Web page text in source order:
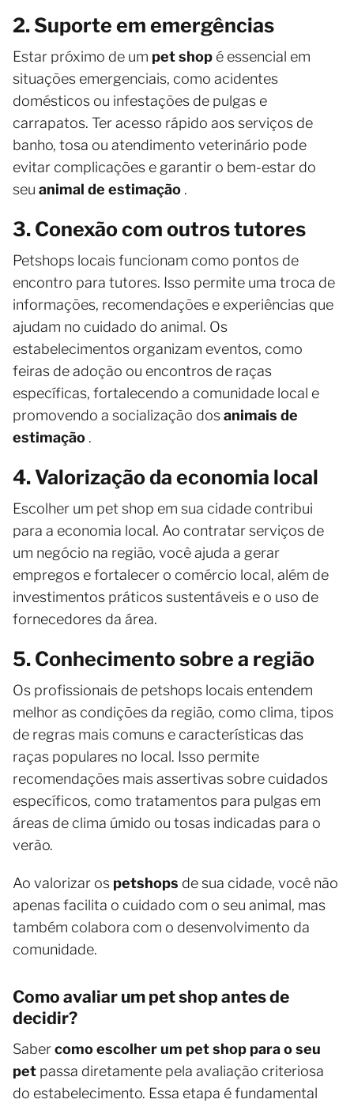
2. Suporte em emergências
Estar próximo de um pet shop é essencial em
situações emergenciais, como acidentes
domésticos ou infestações de pulgas e
carrapatos. Ter acesso rápido aos serviços de
banho, tosa ou atendimento veterinário pode
evitar complicações e garantir o bem-estar do
seu animal de estimação .
3. Conexão com outros tutores
Petshops locais funcionam como pontos de
encontro para tutores. Isso permite uma troca de
informações, recomendações e experiências que
ajudam no cuidado do animal. Os
estabelecimentos organizam eventos, como
feiras de adoção ou encontros de raças
específicas, fortalecendo a comunidade local e
promovendo a socialização dosanimais de
estimação .
4. Valorização da economia local
Escolher um pet shop em sua cidade contribui
para a economia local. Ao contratar serviços de
um negócio na região, você ajuda a gerar
empregos e fortalecer o comércio local, além de
investimentos práticos sustentáveis ​​e o uso de
fornecedores da área.
5. Conhecimento sobre a região
Os profissionais de petshops locais entendem
melhor as condições da região, como clima, tipos
de regras mais comuns e características das
raças populares no local. Isso permite
recomendações mais assertivas sobre cuidados
específicos, como tratamentos para pulgas em
áreas de clima úmido ou tosas indicadas para o
verão.
Ao valorizar os petshops de sua cidade, você não
apenas facilita o cuidado com o seu animal, mas
também colabora com o desenvolvimento da
comunidade.
Como avaliar um pet shop antes de
decidir?
Sabercomo escolher um pet shop para o seu
pet passa diretamente pela avaliação criteriosa
do estabelecimento. Essa etapa é fundamental